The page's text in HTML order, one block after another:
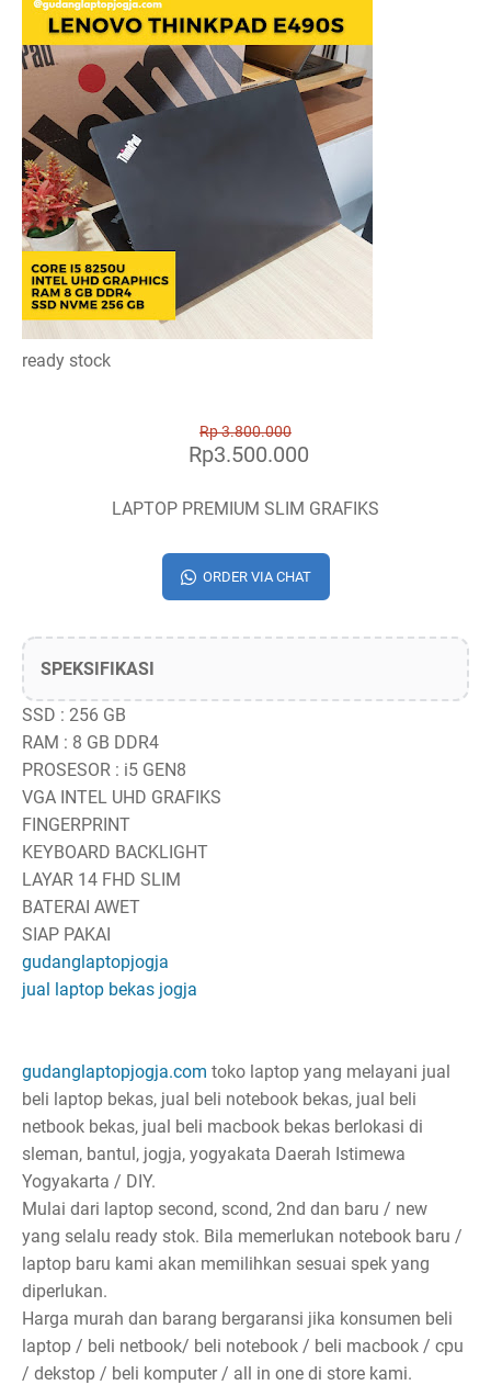
ready stock
Rp 3.800.000
Rp3.500.000
LAPTOP PREMIUM SLIM GRAFIKS
ORDER VIA CHAT
SPEKSIFIKASI
SSD : 256 GB
RAM : 8 GB DDR4
PROSESOR : i5 GEN8
VGA INTEL UHD GRAFIKS
FINGERPRINT
KEYBOARD BACKLIGHT
LAYAR 14 FHD SLIM
BATERAI AWET
SIAP PAKAI
gudanglaptopjogja
jual laptop bekas jogja
gudanglaptopjogja.com toko laptop yang melayani jual
beli laptop bekas, jual beli notebook bekas, jual beli
netbook bekas, jual beli macbook bekas berlokasi di
sleman, bantul, jogja, yogyakata Daerah Istimewa
Yogyakarta / DIY.
Mulai dari laptop second, scond, 2nd dan baru / new
yang selalu ready stok. Bila memerlukan notebook baru /
laptop baru kami akan memilihkan sesuai spek yang
diperlukan.
Harga murah dan barang bergaransi jika konsumen beli
laptop / beli netbook/ beli notebook / beli macbook / cpu
/ dekstop / beli komputer / all in one di store kami.